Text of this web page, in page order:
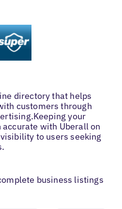
directory that helps
customers through
your
with Uberall on
to users seeking
business listings